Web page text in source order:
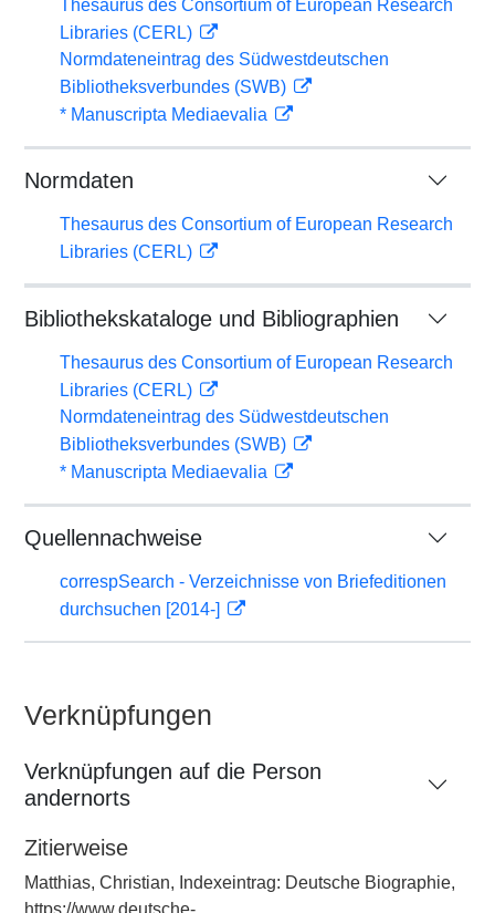
Thesaurus des Consortium of European Research
Libraries (CERL)
Normdateneintrag des Südwestdeutschen
Bibliotheksverbundes (SWB)
* Manuscripta Mediaevalia
Normdaten
Thesaurus des Consortium of European Research
Libraries (CERL)
Bibliothekskataloge und Bibliographien
Thesaurus des Consortium of European Research
Libraries (CERL)
Normdateneintrag des Südwestdeutschen
Bibliotheksverbundes (SWB)
* Manuscripta Mediaevalia
Quellennachweise
correspSearch - Verzeichnisse von Briefeditionen
durchsuchen [2014-]
Verknüpfungen
Verknüpfungen auf die Person
andernorts
Zitierweise
Matthias, Christian, Indexeintrag: Deutsche Biographie,
https://www.deutsche-